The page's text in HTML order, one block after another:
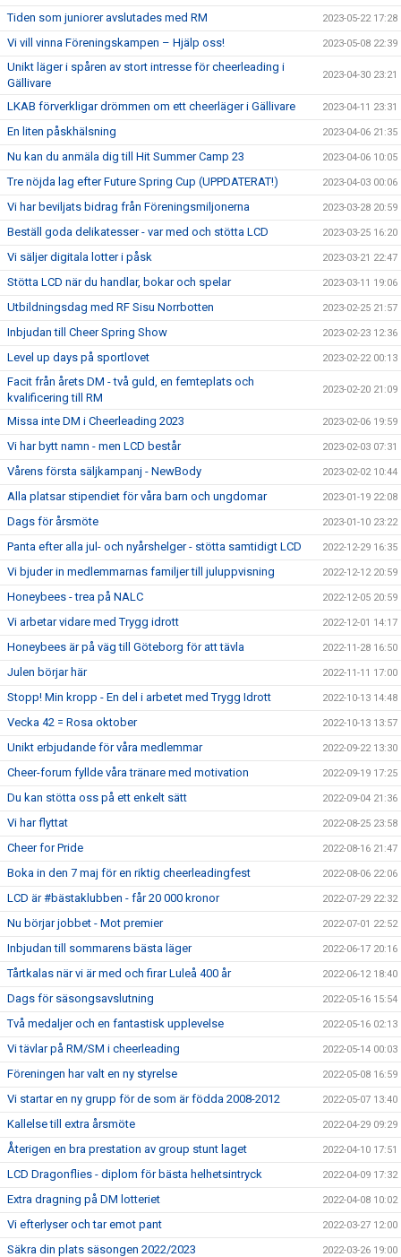
Tiden som juniorer avslutades med RM 2023-05-22 17:28
Vi vill vinna Föreningskampen – Hjälp oss! 2023-05-08 22:39
Unikt läger i spåren av stort intresse för cheerleading i
Gällivare
2023-04-30 23:21
LKAB förverkligar drömmen om ett cheerläger i Gällivare 2023-04-11 23:31
En liten påskhälsning 2023-04-06 21:35
Nu kan du anmäla dig till Hit Summer Camp 23 2023-04-06 10:05
Tre nöjda lag efter Future Spring Cup (UPPDATERAT!) 2023-04-03 00:06
Vi har beviljats bidrag från Föreningsmiljonerna 2023-03-28 20:59
Beställ goda delikatesser - var med och stötta LCD 2023-03-25 16:20
Vi säljer digitala lotter i påsk 2023-03-21 22:47
Stötta LCD när du handlar, bokar och spelar 2023-03-11 19:06
Utbildningsdag med RF Sisu Norrbotten 2023-02-25 21:57
Inbjudan till Cheer Spring Show 2023-02-23 12:36
Level up days på sportlovet 2023-02-22 00:13
Facit från årets DM - två guld, en femteplats och
kvalificering till RM
2023-02-20 21:09
Missa inte DM i Cheerleading 2023 2023-02-06 19:59
Vi har bytt namn - men LCD består 2023-02-03 07:31
Vårens första säljkampanj - NewBody 2023-02-02 10:44
Alla platsar stipendiet för våra barn och ungdomar 2023-01-19 22:08
Dags för årsmöte 2023-01-10 23:22
Panta efter alla jul- och nyårshelger - stötta samtidigt LCD 2022-12-29 16:35
Vi bjuder in medlemmarnas familjer till juluppvisning 2022-12-12 20:59
Honeybees - trea på NALC 2022-12-05 20:59
Vi arbetar vidare med Trygg idrott 2022-12-01 14:17
Honeybees är på väg till Göteborg för att tävla 2022-11-28 16:50
Julen börjar här 2022-11-11 17:00
Stopp! Min kropp - En del i arbetet med Trygg Idrott 2022-10-13 14:48
Vecka 42 = Rosa oktober 2022-10-13 13:57
Unikt erbjudande för våra medlemmar 2022-09-22 13:30
Cheer-forum fyllde våra tränare med motivation 2022-09-19 17:25
Du kan stötta oss på ett enkelt sätt 2022-09-04 21:36
Vi har flyttat 2022-08-25 23:58
Cheer for Pride 2022-08-16 21:47
Boka in den 7 maj för en riktig cheerleadingfest 2022-08-06 22:06
LCD är #bästaklubben - får 20 000 kronor 2022-07-29 22:32
Nu börjar jobbet - Mot premier 2022-07-01 22:52
Inbjudan till sommarens bästa läger 2022-06-17 20:16
Tårtkalas när vi är med och firar Luleå 400 år 2022-06-12 18:40
Dags för säsongsavslutning 2022-05-16 15:54
Två medaljer och en fantastisk upplevelse 2022-05-16 02:13
Vi tävlar på RM/SM i cheerleading 2022-05-14 00:03
Föreningen har valt en ny styrelse 2022-05-08 16:59
Vi startar en ny grupp för de som är födda 2008-2012 2022-05-07 13:40
Kallelse till extra årsmöte 2022-04-29 09:29
Återigen en bra prestation av group stunt laget 2022-04-10 17:51
LCD Dragonflies - diplom för bästa helhetsintryck 2022-04-09 17:32
Extra dragning på DM lotteriet 2022-04-08 10:02
Vi efterlyser och tar emot pant 2022-03-27 12:00
Säkra din plats säsongen 2022/2023 2022-03-26 19:00